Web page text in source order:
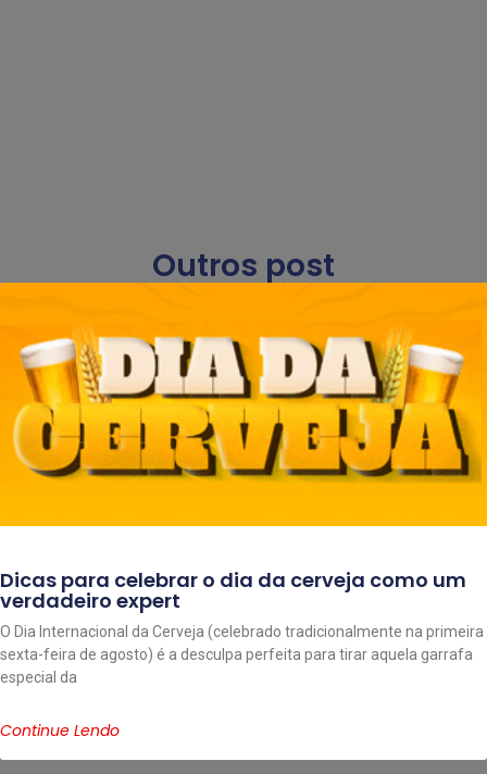
Outros post
Dicas para celebrar o dia da cerveja como um
verdadeiro expert
O Dia Internacional da Cerveja (celebrado tradicionalmente na primeira
sexta-feira de agosto) é a desculpa perfeita para tirar aquela garrafa
especial da
Continue Lendo